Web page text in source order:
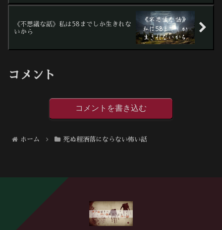
《不思議な話》私は58までしか生きれな
いから
コメント
コメントを書き込む
ホーム 死ぬ程洒落にならない怖い話